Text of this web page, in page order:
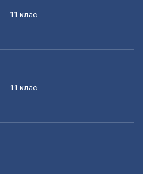
11 клас
11 клас